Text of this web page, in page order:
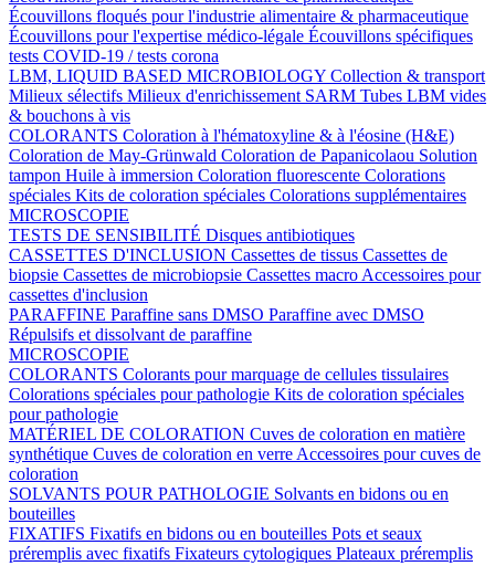
Écouvillons floqués pour l'industrie alimentaire & pharmaceutique
Écouvillons pour l'expertise médico-légale Écouvillons spécifiques
tests COVID-19 / tests corona
LBM, LIQUID BASED MICROBIOLOGY Collection & transport
Milieux sélectifs Milieux d'enrichissement SARM Tubes LBM vides
& bouchons à vis
COLORANTS Coloration à l'hématoxyline & à l'éosine (H&E)
Coloration de May-Grünwald Coloration de Papanicolaou Solution
tampon Huile à immersion Coloration fluorescente Colorations
spéciales Kits de coloration spéciales Colorations supplémentaires
MICROSCOPIE
TESTS DE SENSIBILITÉ Disques antibiotiques
CASSETTES D'INCLUSION Cassettes de tissus Cassettes de
biopsie Cassettes de microbiopsie Cassettes macro Accessoires pour
cassettes d'inclusion
PARAFFINE Paraffine sans DMSO Paraffine avec DMSO
Répulsifs et dissolvant de paraffine
MICROSCOPIE
COLORANTS Colorants pour marquage de cellules tissulaires
Colorations spéciales pour pathologie Kits de coloration spéciales
pour pathologie
MATÉRIEL DE COLORATION Cuves de coloration en matière
synthétique Cuves de coloration en verre Accessoires pour cuves de
coloration
SOLVANTS POUR PATHOLOGIE Solvants en bidons ou en
bouteilles
FIXATIFS Fixatifs en bidons ou en bouteilles Pots et seaux
préremplis avec fixatifs Fixateurs cytologiques Plateaux préremplis